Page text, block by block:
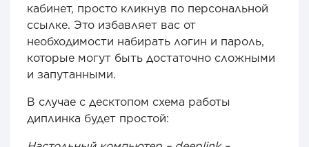
кабинет, просто кликнув по персональной
ссылке. Это избавляет вас от
необходимости набирать логин и пароль,
которые могут быть достаточно сложными
и запутанными.
В случае с десктопом схема работы
диплинка будет простой: